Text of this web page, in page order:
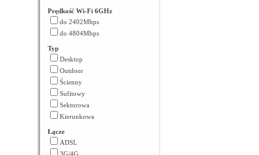
Prędkość Wi-Fi 6GHz
do 2402Mbps
do 4804Mbps
Typ
Desktop
Outdoor
Ścienny
Sufitowy
Sektorowa
Kierunkowa
Łącze
ADSL